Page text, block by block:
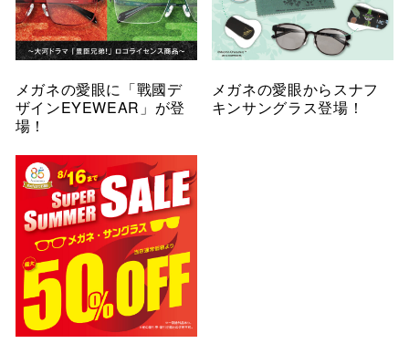
メガネの愛眼に「戰國デ
ザインEYEWEAR」が登
場！
メガネの愛眼からスナフ
キンサングラス登場！